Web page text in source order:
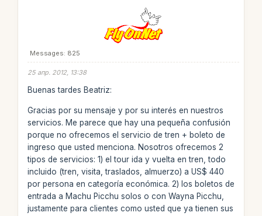
Messages: 825
25 апр. 2012, 13:38
Buenas tardes Beatriz:
Gracias por su mensaje y por su interés en nuestros
servicios. Me parece que hay una pequeña confusión
porque no ofrecemos el servicio de tren + boleto de
ingreso que usted menciona. Nosotros ofrecemos 2
tipos de servicios: 1) el tour ida y vuelta en tren, todo
incluido (tren, visita, traslados, almuerzo) a US$ 440
por persona en categoría económica. 2) los boletos de
entrada a Machu Picchu solos o con Wayna Picchu,
justamente para clientes como usted que ya tienen sus